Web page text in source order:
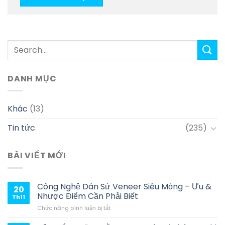
DANH MỤC
Khác (13)
Tin tức
(235)
BÀI VIẾT MỚI
20
Th11
Công Nghệ Dán Sứ Veneer Siêu Mỏng – Ưu &
Nhược Điểm Cần Phải Biết
Chức năng bình luận bị tắtở